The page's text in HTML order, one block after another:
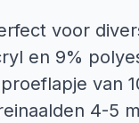
voor
en 9%
van
4-5